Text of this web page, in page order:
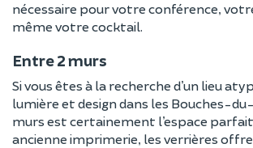
nécessaire pour votre conférence,
même votre cocktail.
Entre 2 murs
Si vous êtes à la recherche d’un lieu
lumière et design dans les Bouches-
murs est certainement l’espace
ancienne imprimerie, les verrières